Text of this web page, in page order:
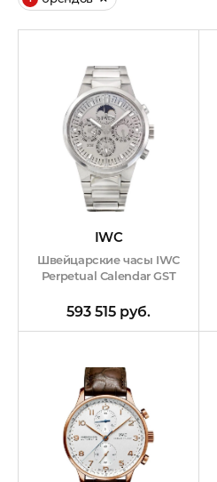
IWC
Швейцарские часы IWC
Perpetual Calendar GST
593 515 руб.